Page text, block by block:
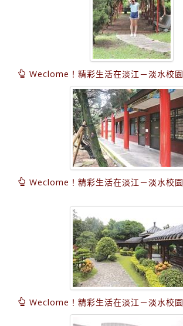
Weclome！精彩生活在淡江－淡水校園
Weclome！精彩生活在淡江－淡水校園
Weclome！精彩生活在淡江－淡水校園